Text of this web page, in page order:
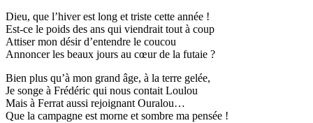
Dieu, que l’hiver est long et triste cette année !
Est-ce le poids des ans qui viendrait tout à coup
Attiser mon désir d’entendre le coucou
Annoncer les beaux jours au cœur de la futaie ?
Bien plus qu’à mon grand âge, à la terre gelée,
Je songe à Frédéric qui nous contait Loulou
Mais à Ferrat aussi rejoignant Ouralou…
Que la campagne est morne et sombre ma pensée !